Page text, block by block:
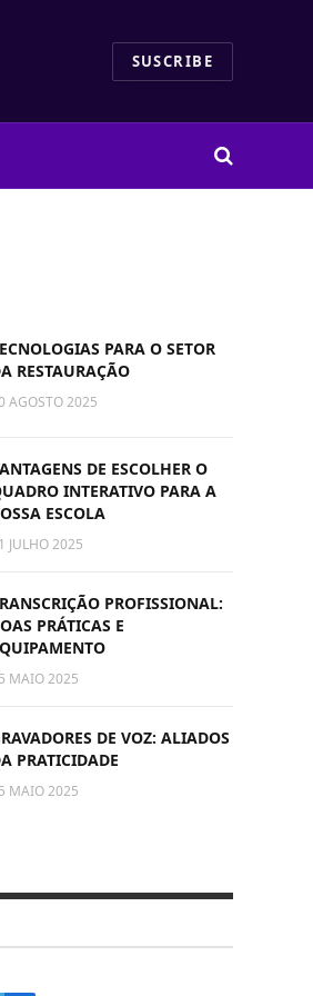
SUSCRIBE
PARA O SETOR
RESTAURAÇÃO
AGOSTO 2025
DE ESCOLHER O
INTERATIVO PARA A
ESCOLA
JULHO 2025
PROFISSIONAL:
PRÁTICAS E
MAIO 2025
DE VOZ: ALIADOS
PRATICIDADE
MAIO 2025